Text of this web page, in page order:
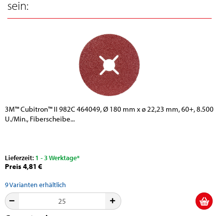
sein:
3M™ Cubitron™ II 982C 464049, Ø 180 mm x ø 22,23 mm, 60+, 8.500
U./Min., Fiberscheibe...
Lieferzeit: 1 - 3 Werktage*
Preis 4,81 €
9Varianten erhältlich